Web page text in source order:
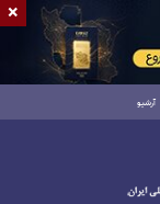
آرشیو
×